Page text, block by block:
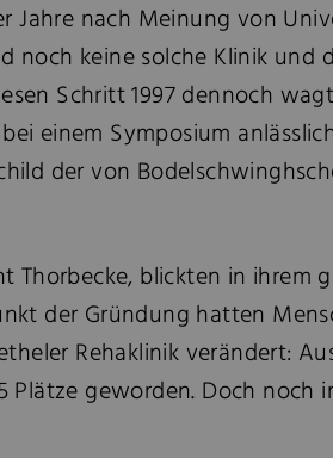
nach Meinung von
noch keine solche Klinik und
Schritt 1997 dennoch
einem Symposium
der von
blickten in ihrem
der Gründung hatten
Rehaklinik verändert:
geworden. Doch noch